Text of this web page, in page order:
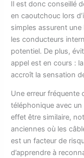
Il est donc conseillé
en caoutchouc lors
simples assurent
les conducteurs
potentiel. De plus,
appel est en cours :
accroît la sensation
Une erreur fréquente
téléphonique avec un
effet être similaire,
anciennes où les
est un facteur de
d’apprendre à